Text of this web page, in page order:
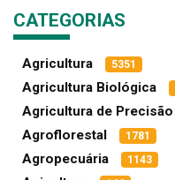
CATEGORIAS
Agricultura 5351
Agricultura Biológica
Agricultura de Precisão
Agroflorestal 1781
Agropecuária 1143